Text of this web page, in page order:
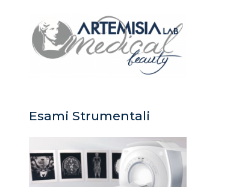
Esami Strumentali